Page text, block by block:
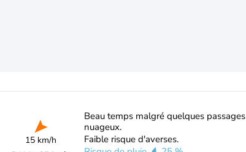
15 km/h
Beau temps malgré quelques passages
nuageux.
Faible risque d'averses.